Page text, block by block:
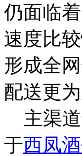
仍面临
速度比
形成全
配送更为
主渠道
于西凤